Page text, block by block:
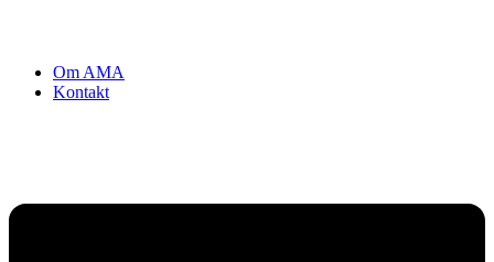
Om AMA
Kontakt